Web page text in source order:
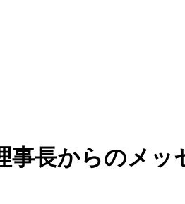
事長からのメッ